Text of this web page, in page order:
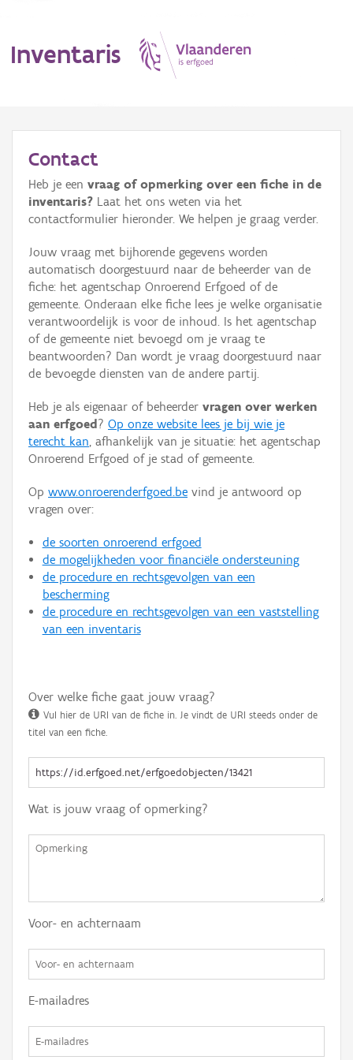
Inventaris
Erfgoedobject
Aanduidingsobject
Waarneming
Thema
Gebeurtenis
Persoon of collectief
Hergebruik
Aanmelden
Contact
Heb je een vraag of opmerking over een fiche in de
inventaris? Laat het ons weten via het
contactformulier hieronder. We helpen je graag verder.
Jouw vraag met bijhorende gegevens worden
automatisch doorgestuurd naar de beheerder van de
fiche: het agentschap Onroerend Erfgoed of de
gemeente. Onderaan elke fiche lees je welke organisatie
verantwoordelijk is voor de inhoud. Is het agentschap
of de gemeente niet bevoegd om je vraag te
beantwoorden? Dan wordt je vraag doorgestuurd naar
de bevoegde diensten van de andere partij.
Heb je als eigenaar of beheerder vragen over werken
aan erfgoed ? Op onze website lees je bij wie je
terecht kan, afhankelijk van je situatie: het agentschap
Onroerend Erfgoed of je stad of gemeente.
Op www.onroerenderfgoed.be vind je antwoord op
vragen over:
de soorten onroerend erfgoed
de mogelijkheden voor financiële ondersteuning
de procedure en rechtsgevolgen van een
bescherming
de procedure en rechtsgevolgen van een vaststelling
van een inventaris
Over welke fiche gaat jouw vraag?
Vul hier de URI van de fiche in. Je vindt de URI steeds onder de
titel van een fiche.
Wat is jouw vraag of opmerking?
Voor- en achternaam
E-mailadres